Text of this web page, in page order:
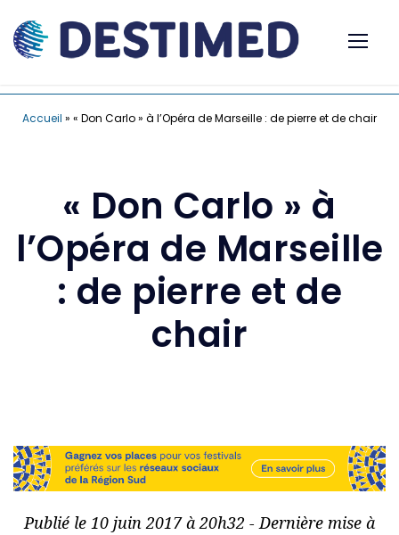
Accueil » « Don Carlo » à l’Opéra de Marseille : de pierre et de chair
« Don Carlo » à
l’Opéra de Marseille
: de pierre et de
chair
Publié le 10 juin 2017 à 20h32 - Dernière mise à